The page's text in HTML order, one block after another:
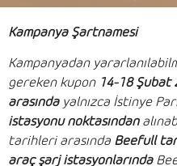
Kampanya Şartnamesi
Kampanyadan
gereken kupon 14-18
arasında yalnızca İstinye
istasyonunoktasından
tarihleri arasında Beefull
araç şarj istasyonlarında